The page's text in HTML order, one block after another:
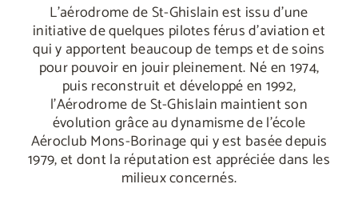
L’aérodrome de St-Ghislain est issu d’une
initiative de quelques pilotes férus d’aviation et
qui y apportent beaucoup de temps et de soins
pour pouvoir en jouir pleinement. Né en 1974,
puis reconstruit et développé en 1992,
l’Aérodrome de St-Ghislain maintient son
évolution grâce au dynamisme de l’école
Aéroclub Mons-Borinage qui y est basée depuis
1979, et dont la réputation est appréciée dans les
milieux concernés.